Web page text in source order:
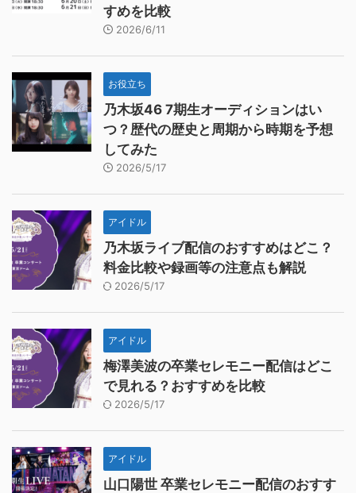
すめを比較
2026/6/11
お役立ち
乃木坂46 7期生オーディションはい
つ？歴代の歴史と周期から時期を予想
してみた
2026/5/17
アイドル
乃木坂ライブ配信のおすすめはどこ？
料金比較や録画等の注意点も解説
2026/5/17
アイドル
梅澤美波の卒業セレモニー配信はどこ
で見れる？おすすめを比較
2026/5/17
アイドル
山口陽世 卒業セレモニー配信のおすす